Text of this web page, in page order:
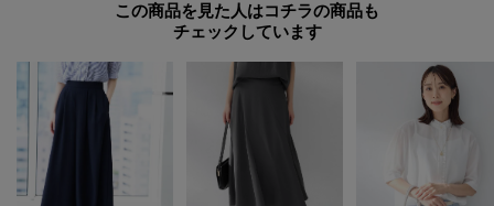
この商品を見た人はコチラの商品も
チェックしています